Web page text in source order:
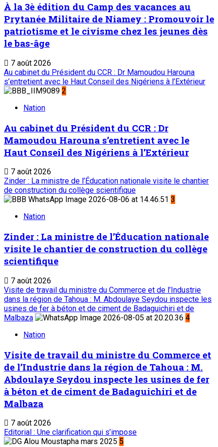
À la 3è édition du Camp des vacances au
Prytanée Militaire de Niamey : Promouvoir le
patriotisme et le civisme chez les jeunes dès
le bas-âge
7 août 2026
Au cabinet du Président du CCR : Dr Mamoudou Harouna
s’entretient avec le Haut Conseil des Nigériens à l’Extérieur
2
Nation
Au cabinet du Président du CCR : Dr
Mamoudou Harouna s’entretient avec le
Haut Conseil des Nigériens à l’Extérieur
7 août 2026
Zinder : La ministre de l’Éducation nationale visite le chantier
de construction du collège scientifique
3
Nation
Zinder : La ministre de l’Éducation nationale
visite le chantier de construction du collège
scientifique
7 août 2026
Visite de travail du ministre du Commerce et de l’Industrie
dans la région de Tahoua : M. Abdoulaye Seydou inspecte les
usines de fer à béton et de ciment de Badaguichiri et de
Malbaza
4
Nation
Visite de travail du ministre du Commerce et
de l’Industrie dans la région de Tahoua : M.
Abdoulaye Seydou inspecte les usines de fer
à béton et de ciment de Badaguichiri et de
Malbaza
7 août 2026
Editorial : Une clarification qui s’impose
5